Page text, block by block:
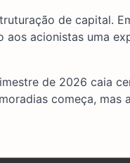
de capital.
acionistas uma
de 2026 caia
começa, mas